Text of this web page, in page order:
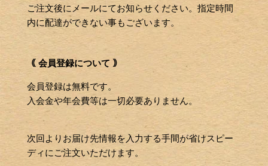
ご注文後にメールにてお知らせください。指定時間
内に配達ができない事もございます。
｟ 会員登録について ｠
会員登録は無料です。
入会金や年会費等は一切必要ありません。
次回よりお届け先情報を入力する手間が省けスピー
ディにご注文いただけます。